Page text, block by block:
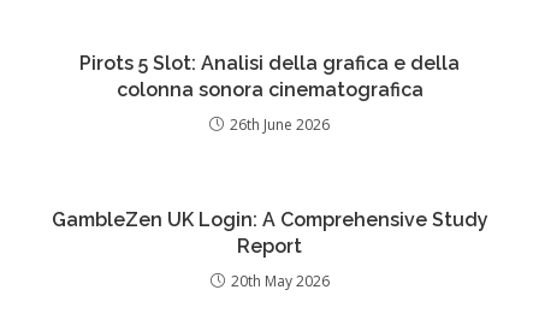
Pirots 5 Slot: Analisi della grafica e della
colonna sonora cinematografica
26th June 2026
GambleZen UK Login: A Comprehensive Study
Report
20th May 2026